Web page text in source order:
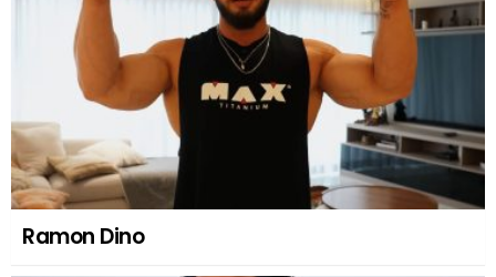
Ramon Dino